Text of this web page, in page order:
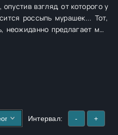
взгляд, от которого у
россыпь мурашек... Тот,
неожиданно предлагает мне
даже смотреть ему в глаза,
он пробуждает во мне
раньше я даже не
Интервал: - +